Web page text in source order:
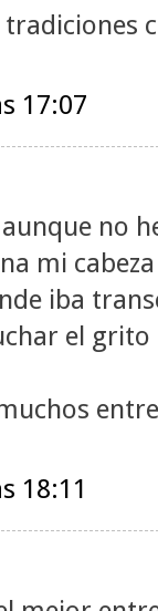
17:07
no
mi
iba
el
18:11